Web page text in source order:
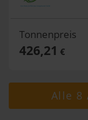
Tonnenpreis
426,21 €
Alle 8